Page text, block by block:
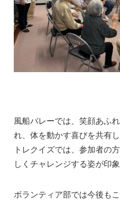
風船バレーでは、笑顔あふ
れ、体を動かす喜びを共有
トレクイズでは、参加者の
しくチャレンジする姿が印象
ボランティア部では今後も